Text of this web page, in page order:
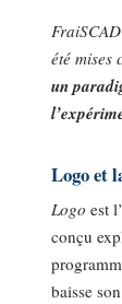
été
un
Logo et
Logo est
conçu
baisse